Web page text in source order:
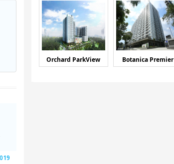
Orchard ParkView Botanica Premier